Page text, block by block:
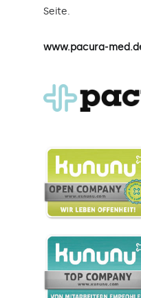
Seite.
www.pacura-